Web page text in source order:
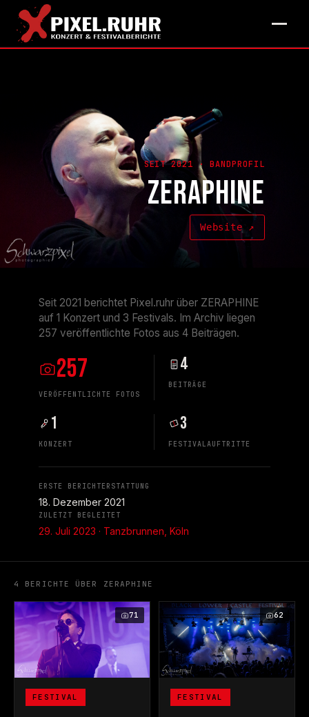
SEIT 2021 · BANDPROFIL
ZERAPHINE
Website ↗
Seit 2021 berichtet Pixel.ruhr über ZERAPHINE
auf 1 Konzert und 3 Festivals. Im Archiv liegen
257 veröffentlichte Fotos aus 4 Beiträgen.
257
VERÖFFENTLICHTE FOTOS
4
BEITRÄGE
1
KONZERT
3
FESTIVALAUFTRITTE
ERSTE BERICHTERSTATTUNG
18. Dezember 2021
ZULETZT BEGLEITET
29. Juli 2023 · Tanzbrunnen, Köln
4 BERICHTE ÜBER ZERAPHINE
71
FESTIVAL
62
FESTIVAL